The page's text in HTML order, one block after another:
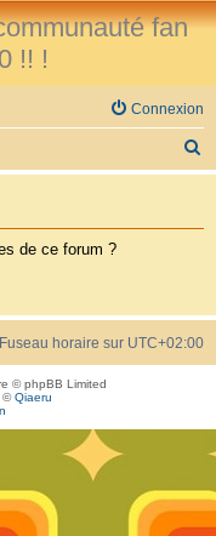
fan
!! !
Connexion
e
h
r
de ce forum ?
Fuseau horaire sur UTC+02:00
© phpBB Limited
©Qiaeru